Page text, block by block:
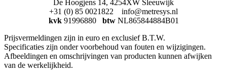
De Hoogjens 14, 4254XW Sleeuwijk
+31 (0) 85 0021822 info@metresys.nl
kvk 91996880 btw NL865844884B01
Prijsvermeldingen zijn in euro en exclusief B.T.W.
Specificaties zijn onder voorbehoud van fouten en wijzigingen.
Afbeeldingen en omschrijvingen van producten kunnen afwijken
van de werkelijkheid.